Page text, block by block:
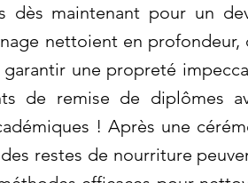
dès maintenant pour un
nettoient en
une propreté
de remise de diplômes
! Après une
restes de nourriture